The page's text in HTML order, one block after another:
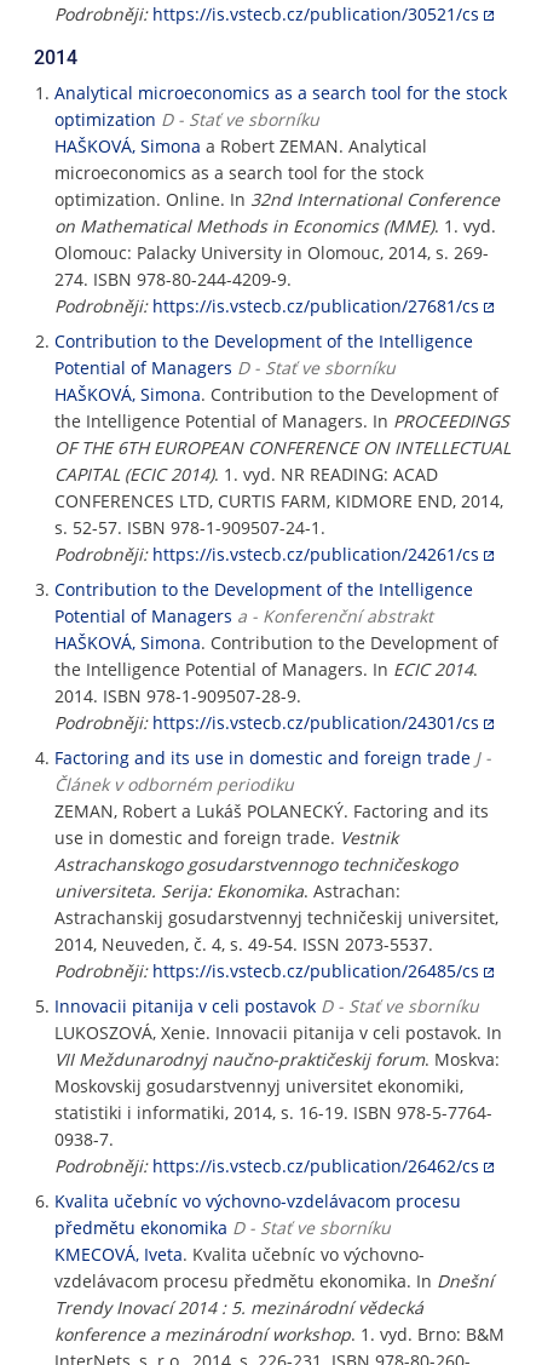
Podrobněji: https://is.vstecb.cz/publication/30521/cs
2014
Analytical microeconomics as a search tool for the stock
optimization D - Stať ve sborníku
HAŠKOVÁ, Simona a Robert ZEMAN. Analytical
microeconomics as a search tool for the stock
optimization. Online. In 32nd International Conference
on Mathematical Methods in Economics (MME). 1. vyd.
Olomouc: Palacky University in Olomouc, 2014, s. 269-
274. ISBN 978-80-244-4209-9.
Podrobněji: https://is.vstecb.cz/publication/27681/cs
Contribution to the Development of the Intelligence
Potential of Managers D - Stať ve sborníku
HAŠKOVÁ, Simona. Contribution to the Development of
the Intelligence Potential of Managers. In PROCEEDINGS
OF THE 6TH EUROPEAN CONFERENCE ON INTELLECTUAL
CAPITAL (ECIC 2014). 1. vyd. NR READING: ACAD
CONFERENCES LTD, CURTIS FARM, KIDMORE END, 2014,
s. 52-57. ISBN 978-1-909507-24-1.
Podrobněji: https://is.vstecb.cz/publication/24261/cs
Contribution to the Development of the Intelligence
Potential of Managers a - Konferenční abstrakt
HAŠKOVÁ, Simona. Contribution to the Development of
the Intelligence Potential of Managers. In ECIC 2014.
2014. ISBN 978-1-909507-28-9.
Podrobněji: https://is.vstecb.cz/publication/24301/cs
Factoring and its use in domestic and foreign trade J -
Článek v odborném periodiku
ZEMAN, Robert a Lukáš POLANECKÝ. Factoring and its
use in domestic and foreign trade. Vestnik
Astrachanskogo gosudarstvennogo techničeskogo
universiteta. Serija: Ekonomika. Astrachan:
Astrachanskij gosudarstvennyj techničeskij universitet,
2014, Neuveden, č. 4, s. 49-54. ISSN 2073-5537.
Podrobněji: https://is.vstecb.cz/publication/26485/cs
Innovacii pitanija v celi postavok D - Stať ve sborníku
LUKOSZOVÁ, Xenie. Innovacii pitanija v celi postavok. In
VII Meždunarodnyj naučno-praktičeskij forum. Moskva:
Moskovskij gosudarstvennyj universitet ekonomiki,
statistiki i informatiki, 2014, s. 16-19. ISBN 978-5-7764-
0938-7.
Podrobněji: https://is.vstecb.cz/publication/26462/cs
Kvalita učebníc vo výchovno-vzdelávacom procesu
předmětu ekonomika D - Stať ve sborníku
KMECOVÁ, Iveta. Kvalita učebníc vo výchovno-
vzdelávacom procesu předmětu ekonomika. In Dnešní
Trendy Inovací 2014 : 5. mezinárodní vědecká
konference a mezinárodní workshop. 1. vyd. Brno: B&M
InterNets, s. r.o., 2014, s. 226-231. ISBN 978-80-260-